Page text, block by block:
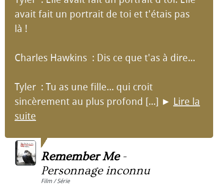
avait fait un portrait de toi et t'étais pas
là !
Charles Hawkins : Dis ce que t'as à dire...
Tyler : Tu as une fille... qui croit
sincèrement au plus profond [...] ► Lire la
suite
Remember Me-
Personnage inconnu
Film / Série